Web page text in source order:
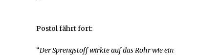
Postol fährt fort:
“Der Sprengstoff wirkte auf das Rohr wie ein